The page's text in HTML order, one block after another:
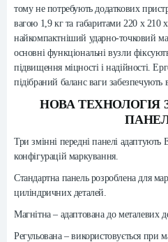
тому не потребують додаткових
вагою 1,9 кг та габаритами 220 x 210
найкомпактніший ударно-точковий
основні функціональні вузли
підвищення міцності і надійності.
підібраний баланс ваги
НОВА ТЕХНОЛОГІЯ
Три змінні передні панелі
конфігурацій маркування.
Стандартна панель розроблена для
циліндричних деталей.
Магнітна – адаптована до металевих
Регульована – використовується при